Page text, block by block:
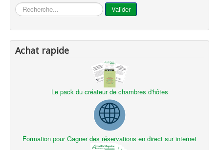
... Valider
Achat rapide
Le pack du créateur de chambres d'hôtes
Formation pour Gagner des réservations en direct sur internet